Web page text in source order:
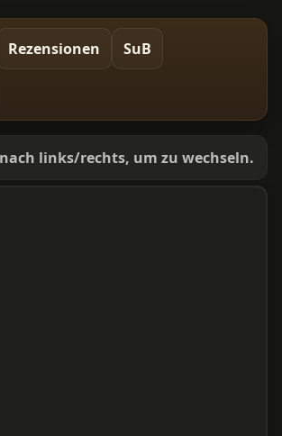
Rezensionen SuB
links/rechts, um zu wechseln.